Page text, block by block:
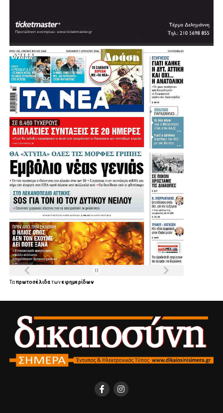
Ταπρωτοσέλιδατωνεφημερίδων